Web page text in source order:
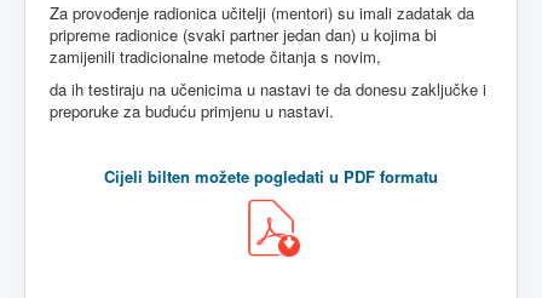
Za provođenje radionica učitelji (mentori) su imali zadatak da
pripreme radionice (svaki partner jedan dan) u kojima bi
zamijenili tradicionalne metode čitanja s novim,
da ih testiraju na učenicima u nastavi te da donesu zaključke i
preporuke za buduću primjenu u nastavi.
Cijeli bilten možete pogledati u PDF formatu